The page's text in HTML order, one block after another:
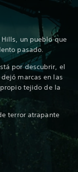
Hills, un pueblo que
pasado.
por descubrir, el
marcas en las
tejido de la
terror atrapante